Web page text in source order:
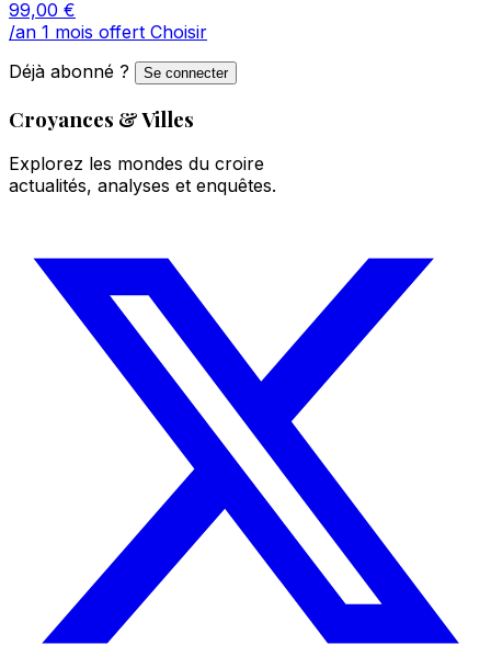
99,00 €
/an 1 mois offert Choisir
Déjà abonné ?
Se connecter
Croyances & Villes
Explorez les mondes du croire
actualités, analyses et enquêtes.